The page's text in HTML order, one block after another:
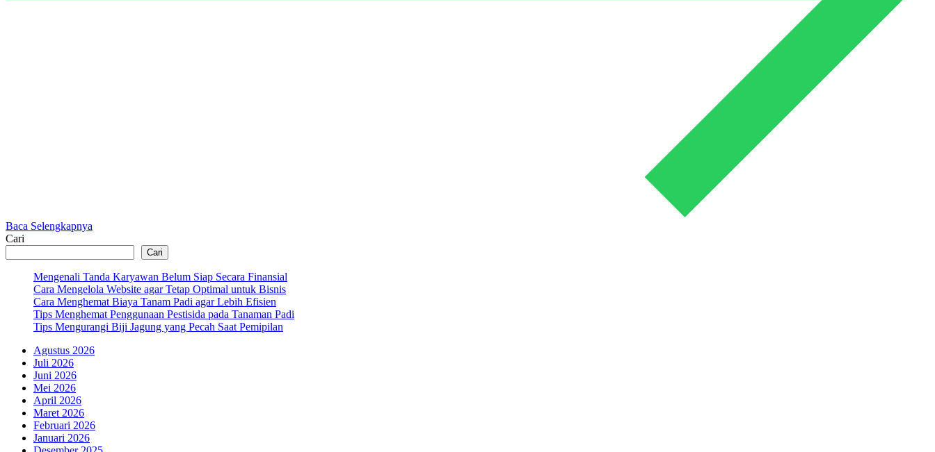
Baca Selengkapnya
Cari
Cari
Mengenali Tanda Karyawan Belum Siap Secara Finansial
Cara Mengelola Website agar Tetap Optimal untuk Bisnis
Cara Menghemat Biaya Tanam Padi agar Lebih Efisien
Tips Menghemat Penggunaan Pestisida pada Tanaman Padi
Tips Mengurangi Biji Jagung yang Pecah Saat Pemipilan
Agustus 2026
Juli 2026
Juni 2026
Mei 2026
April 2026
Maret 2026
Februari 2026
Januari 2026